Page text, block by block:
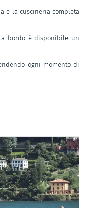
e la cuscineria completa
bordo è disponibile un
ogni momento di